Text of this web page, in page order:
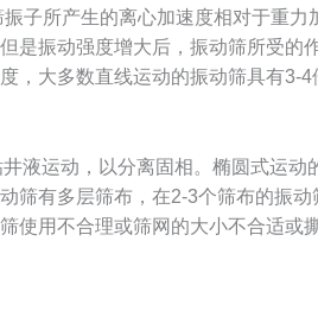
子所产生的离心加速度相对于重
是振动强度增大后，振动筛所受
，大多数直线运动的振动筛具有3-4
运动，以分离固相。椭圆式运动
筛有多层筛布，在2-3个筛布的振
用不合理或筛网的大小不合适或